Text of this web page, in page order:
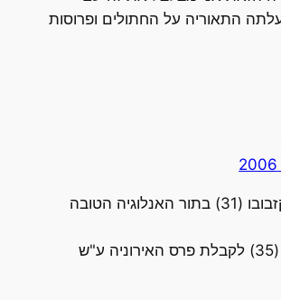
התאוריה על החתולים ופרוסות
אני מצביע לקזבובו (31) בתור האנלוגיה הטובה
ולחתול אדיש (35) לקבלת פרס האירוניה ע"ש